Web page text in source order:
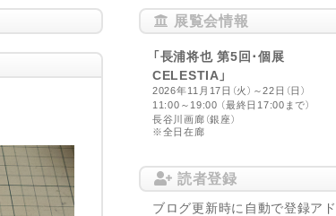
展覧会情報
「長浦将也 第5回･個展
CELESTIA」
2026年11月17日（火）～22日（日）
11:00～19:00 （最終日17:00まで）
長谷川画廊（銀座）
※全日在廊
読者登録
ブログ更新時に自動で登録アド